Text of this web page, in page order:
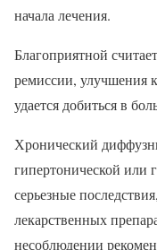
начала лечения.
Благоприятной
ремиссии, улучшения
удается добиться в
Хронический
гипертонической или
серьезные
лекарственных
несоблюдении